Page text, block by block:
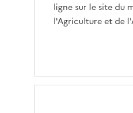
ligne sur le site du
l'Agriculture et de